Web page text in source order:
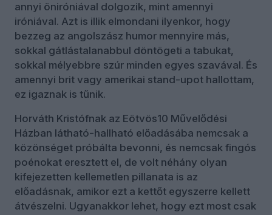
annyi öniróniával dolgozik, mint amennyi
iróniával. Azt is illik elmondani ilyenkor, hogy
bezzeg az angolszász humor mennyire más,
sokkal gátlástalanabbul döntögeti a tabukat,
sokkal mélyebbre szúr minden egyes szavával. És
amennyi brit vagy amerikai stand-upot hallottam,
ez igaznak is tűnik.
Horváth Kristófnak az Eötvös10 Művelődési
Házban látható-hallható előadásába nemcsak a
közönséget próbálta bevonni, és nemcsak fingós
poénokat eresztett el, de volt néhány olyan
kifejezetten kellemetlen pillanata is az
előadásnak, amikor ezt a kettőt egyszerre kellett
átvészelni. Ugyanakkor lehet, hogy ezt most csak